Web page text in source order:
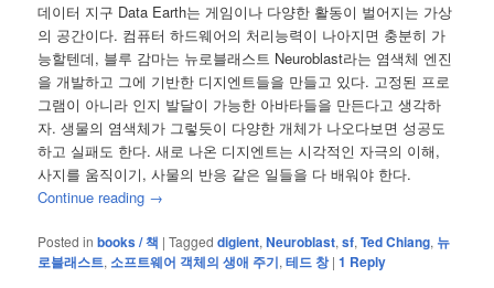
데이터 지구 Data Earth는 게임이나 다양한 활동이 벌어지는 가상
의 공간이다. 컴퓨터 하드웨어의 처리능력이 나아지면 충분히 가
능할텐데, 블루 감마는 뉴로블래스트 Neuroblast라는 염색체 엔진
을 개발하고 그에 기반한 디지엔트들을 만들고 있다. 고정된 프로
그램이 아니라 인지 발달이 가능한 아바타들을 만든다고 생각하
자. 생물의 염색체가 그렇듯이 다양한 개체가 나오다보면 성공도
하고 실패도 한다. 새로 나온 디지엔트는 시각적인 자극의 이해,
사지를 움직이기, 사물의 반응 같은 일들을 다 배워야 한다.
Continue reading →
Posted in books / 책 |Tagged digient,Neuroblast,sf,Ted Chiang, 뉴
로블래스트, 소프트웨어 객체의 생애 주기,테드 창 |1 Reply